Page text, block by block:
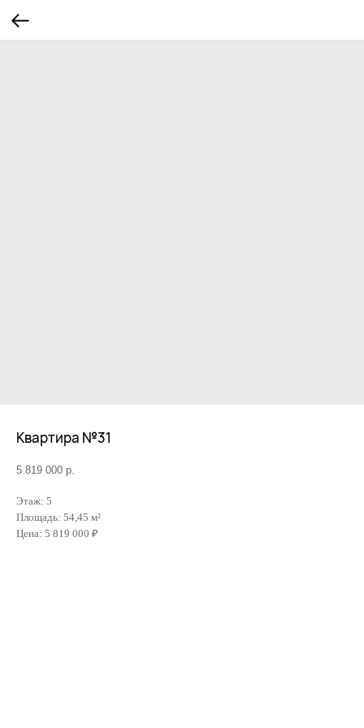
Квартира №31
5 819 000 р.
Этаж: 5
Площадь: 54,45 м²
Цена: 5 819 000 ₽